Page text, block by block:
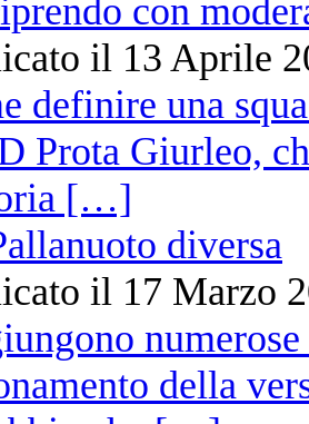
con
il 13 Aprile
diversa
il 17 Marzo